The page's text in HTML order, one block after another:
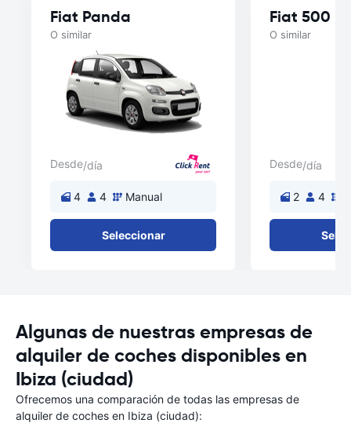
Fiat Panda
O similar
Desde/día
4 4 Manual
Seleccionar
Fiat 500
O similar
Desde/día
2 4
Algunas de nuestras empresas de
alquiler de coches disponibles en
Ibiza (ciudad)
Ofrecemos una comparación de todas las empresas de
alquiler de coches en Ibiza (ciudad):